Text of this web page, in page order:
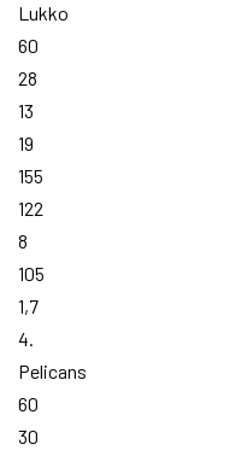
Lukko
60
28
13
19
155
122
8
105
1,7
4.
Pelicans
60
30